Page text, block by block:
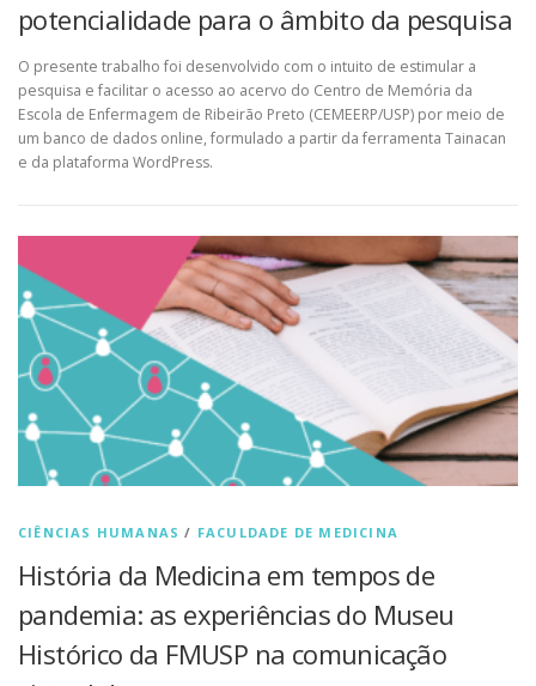
potencialidade para o âmbito da pesquisa
O presente trabalho foi desenvolvido com o intuito de estimular a
pesquisa e facilitar o acesso ao acervo do Centro de Memória da
Escola de Enfermagem de Ribeirão Preto (CEMEERP/USP) por meio de
um banco de dados online, formulado a partir da ferramenta Tainacan
e da plataforma WordPress.
CIÊNCIAS HUMANAS / FACULDADE DE MEDICINA
História da Medicina em tempos de
pandemia: as experiências do Museu
Histórico da FMUSP na comunicação